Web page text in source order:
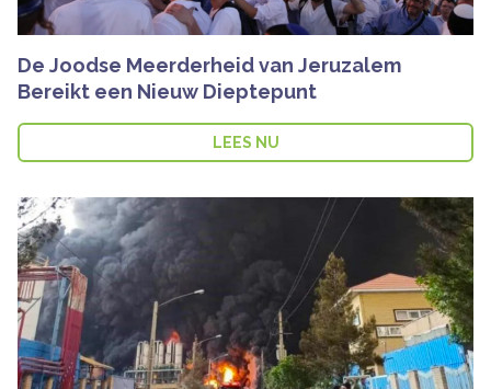
De Joodse Meerderheid van Jeruzalem
Bereikt een Nieuw Dieptepunt
LEES NU